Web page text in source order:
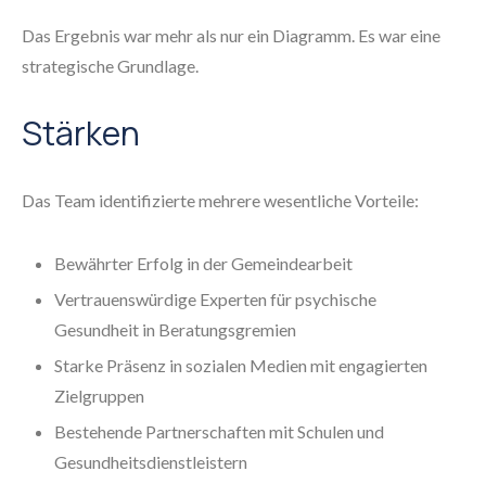
Das Ergebnis war mehr als nur ein Diagramm. Es war eine
strategische Grundlage.
Stärken
Das Team identifizierte mehrere wesentliche Vorteile:
Bewährter Erfolg in der Gemeindearbeit
Vertrauenswürdige Experten für psychische
Gesundheit in Beratungsgremien
Starke Präsenz in sozialen Medien mit engagierten
Zielgruppen
Bestehende Partnerschaften mit Schulen und
Gesundheitsdienstleistern